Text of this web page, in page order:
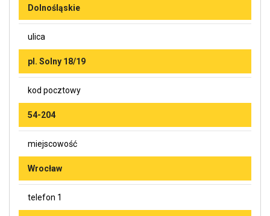
Dolnośląskie
ulica
pl. Solny 18/19
kod pocztowy
54-204
miejscowość
Wrocław
telefon 1